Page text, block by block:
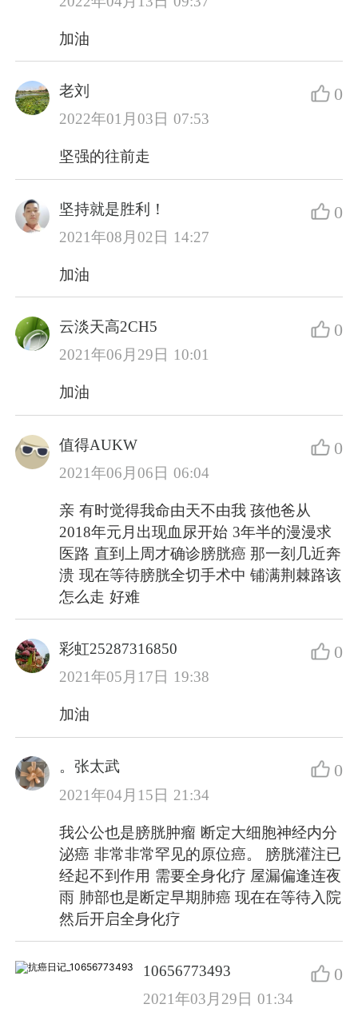
加油
老刘
2022年01月03日 07:53
0
坚强的往前走
坚持就是胜利！
2021年08月02日 14:27
0
加油
云淡天高2CH5
2021年06月29日 10:01
0
加油
值得AUKW
2021年06月06日 06:04
0
亲 有时觉得我命由天不由我 孩他爸从
2018年元月出现血尿开始 3年半的漫漫求
医路 直到上周才确诊膀胱癌 那一刻几近奔
溃 现在等待膀胱全切手术中 铺满荆棘路该
怎么走 好难
彩虹25287316850
2021年05月17日 19:38
0
加油
。张太武
2021年04月15日 21:34
0
我公公也是膀胱肿瘤 断定大细胞神经内分
泌癌 非常非常罕见的原位癌。 膀胱灌注已
经起不到作用 需要全身化疗 屋漏偏逢连夜
雨 肺部也是断定早期肺癌 现在在等待入院
然后开启全身化疗
10656773493
2021年03月29日 01:34
0